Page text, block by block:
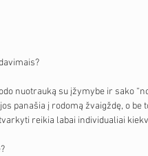
nuotrauką su įžymybe ir sako
panašia į rodomą žvaigždę, o
reikia labai individualiai